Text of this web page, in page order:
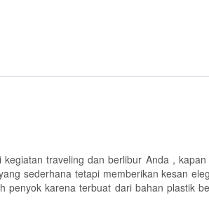
kegiatan traveling dan berlibur Anda ,
sederhana tetapi memberikan kesan
karena terbuat dari bahan plastik